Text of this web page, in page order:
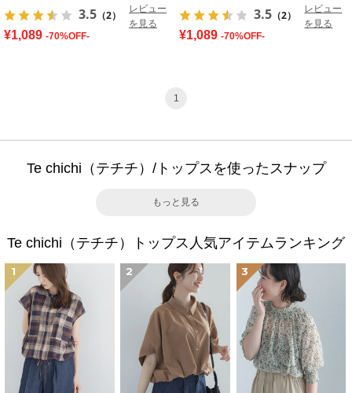
3.5 （2）
レビュー
を見る
¥1,089 -70%OFF-
3.5 （2）
レビュー
を見る
¥1,089 -70%OFF-
1
Te chichi（テチチ）/トップスを使ったスナップ
もっと見る
Te chichi（テチチ）トップス人気アイテムランキング
1 2 3